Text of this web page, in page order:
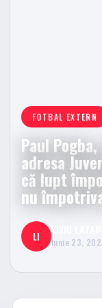
FOTBAL EXTERN
Paul
adresa
că lupt
nu
LI iunie 23,